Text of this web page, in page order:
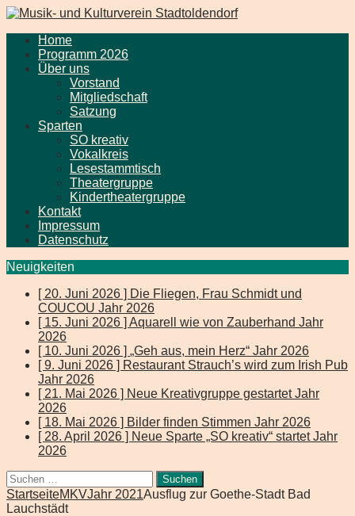
Home
Programm 2026
Über uns
Vorstand
Mitgliedschaft
Satzung
Sparten
SO kreativ
Vokalkreis
Lesestammtisch
Theatergruppe
Kindertheatergruppe
Kontakt
Impressum
Datenschutz
Neuigkeiten
[ 20. Juni 2026 ] Die Fliegen, Frau Schmidt und
COUCOU Jahr 2026
[ 15. Juni 2026 ] Aquarell wie von Zauberhand Jahr
2026
[ 10. Juni 2026 ] „Geh aus, mein Herz“ Jahr 2026
[ 9. Juni 2026 ] Restaurant Strauch’s wird zum Irish Pub
Jahr 2026
[ 21. Mai 2026 ] Neue Kreativgruppe gestartetJahr
2026
[ 18. Mai 2026 ] Bilder finden Stimmen Jahr 2026
[ 28. April 2026 ] Neue Sparte „SO kreativ“ startetJahr
2026
Suchen
nach:
StartseiteMKVJahr 2021Ausflug zur Goethe-Stadt Bad
Lauchstädt